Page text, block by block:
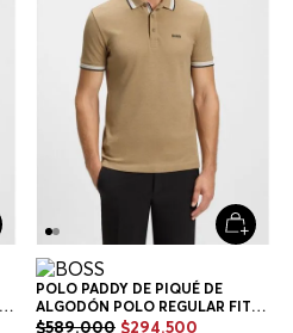
POLO PADDY DE PIQUÉ DE
ALGODÓN POLO REGULAR FIT
HOMBRE
$589.000 $294.500